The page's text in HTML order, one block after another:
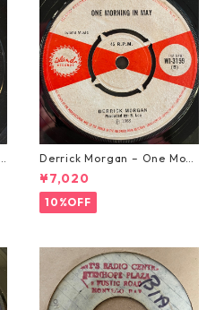
Derrick Morgan – One Morn
ing In May【7-21653】
¥7,020
10%OFF